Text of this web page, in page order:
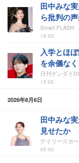
田中みな
ら批判の
Smart FLASH
19:53
入学とほ
を余儀な
日刊ゲンダイ
15:05
2026年8月6日
田中みな
見せたか
デイリースポ
05:00